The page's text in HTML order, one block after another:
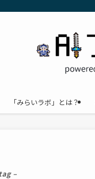
「みらいラボ」とは？
–